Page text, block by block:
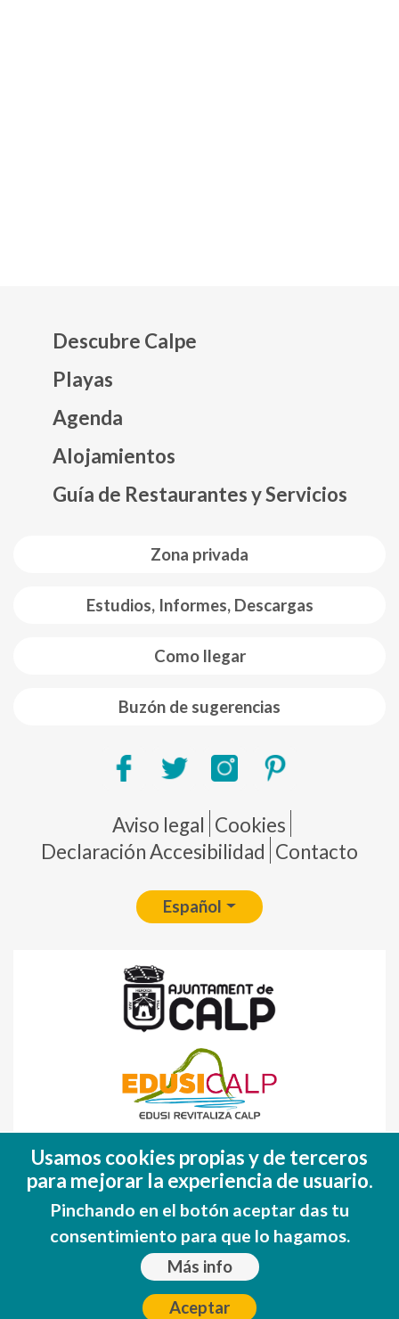
Zona privada
Estudios, Informes, Descargas
Como llegar
Buzón de sugerencias
Descubre Calpe
Playas
Agenda
Alojamientos
Guía de Restaurantes y Servicios
Pie de página
Aviso legal Cookies
Declaración Accesibilidad Contacto
Español
(FEDER)
Una manera de hacer EUROPA
Usamos cookies propias y de terceros
para mejorar la experiencia de usuario.
Pinchando en el botón aceptar das tu
consentimiento para que lo hagamos.
Más info
Aceptar